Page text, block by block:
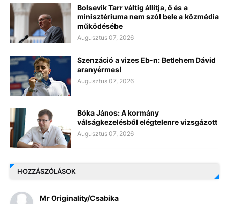
Bolsevik Tarr váltig állítja, ő és a
minisztériuma nem szól bele a közmédia
működésébe
Augusztus 07, 2026
Szenzáció a vizes Eb-n: Betlehem Dávid
aranyérmes!
Augusztus 07, 2026
Bóka János: A kormány
válságkezelésből elégtelenre vizsgázott
Augusztus 07, 2026
HOZZÁSZÓLÁSOK
Mr Originality/Csabika